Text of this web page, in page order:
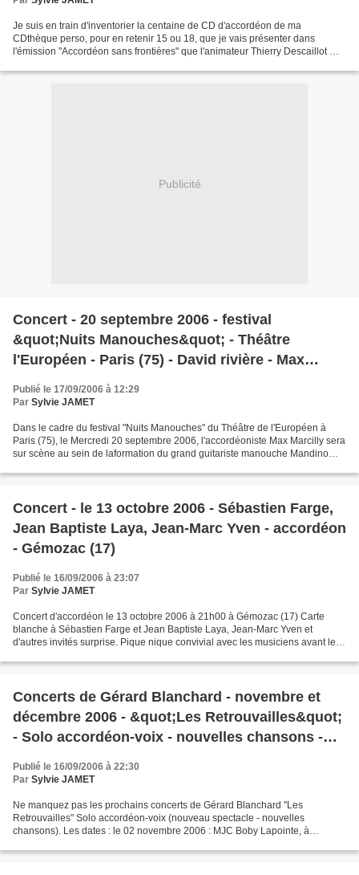
Je suis en train d'inventorier la centaine de CD d'accordéon de ma
CDthèque perso, pour en retenir 15 ou 18, que je vais présenter dans
l'émission "Accordéon sans frontières" que l'animateur Thierry Descaillot m'a
Publicité
Concert - 20 septembre 2006 - festival
&quot;Nuits Manouches&quot; - Théâtre
l'Européen - Paris (75) - David rivière - Max
Marcilly & Mandino Reinhardt - Accordéon
swing Manouche
Publié le 17/09/2006 à 12:29
Par Sylvie JAMET
Dans le cadre du festival "Nuits Manouches" du Théâtre de l'Européen à
Paris (75), le Mercredi 20 septembre 2006, l'accordéoniste Max Marcilly sera
sur scène au sein de laformation du grand guitariste manouche Mandino
Concert - le 13 octobre 2006 - Sébastien Farge,
Jean Baptiste Laya, Jean-Marc Yven - accordéon
- Gémozac (17)
Publié le 16/09/2006 à 23:07
Par Sylvie JAMET
Concert d'accordéon le 13 octobre 2006 à 21h00 à Gémozac (17) Carte
blanche à Sébastien Farge et Jean Baptiste Laya, Jean-Marc Yven et
d'autres invités surprise. Pique nique convivial avec les musiciens avant le
Concerts de Gérard Blanchard - novembre et
décembre 2006 - &quot;Les Retrouvailles&quot;
- Solo accordéon-voix - nouvelles chansons -
Villebon (91) - Clichy (92) - Paris (75) - Palaiseau
(91)
Publié le 16/09/2006 à 22:30
Par Sylvie JAMET
Ne manquez pas les prochains concerts de Gérard Blanchard "Les
Retrouvailles" Solo accordéon-voix (nouveau spectacle - nouvelles
chansons). Les dates : le 02 novembre 2006 : MJC Boby Lapointe, à